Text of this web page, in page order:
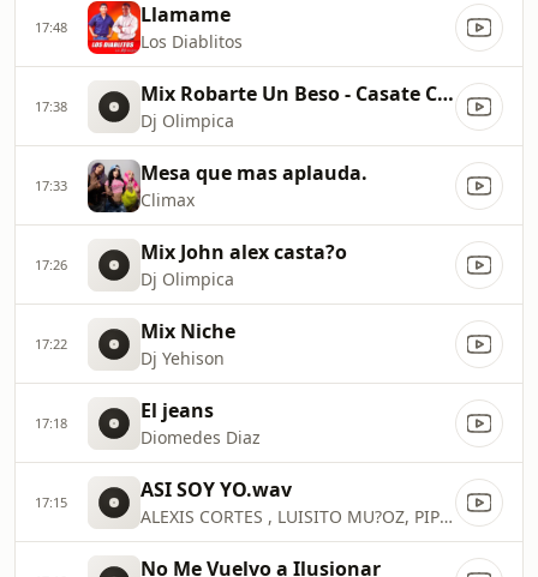
17:48 Llamame
Los Diablitos
17:38 Mix Robarte Un Beso - Casate Conmigo - Despacito
Dj Olimpica
17:33 Mesa que mas aplauda.
Climax
17:26 Mix John alex casta?o
Dj Olimpica
17:22 Mix Niche
Dj Yehison
17:18 El jeans
Diomedes Diaz
17:15 ASI SOY YO.wav
ALEXIS CORTES , LUISITO MU?OZ, PIPE BUENO
No Me Vuelvo a Ilusionar